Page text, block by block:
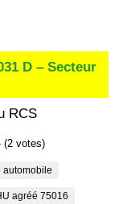
D – Secteur
RCS
(2 votes)
automobile
agréé 75016